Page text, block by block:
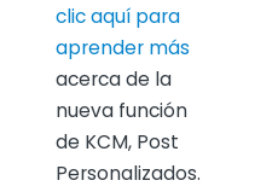
clic aquí para
aprender más
acerca de la
nueva función
de KCM, Post
Personalizados.